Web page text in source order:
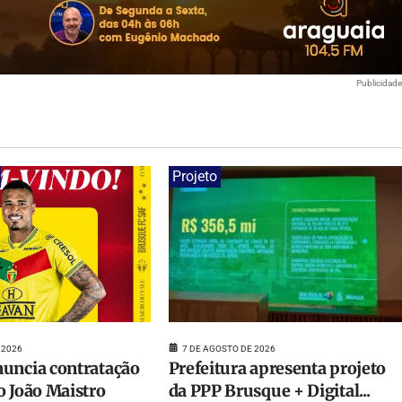
Publicidade
2026
contratação
João Maistro
Projeto
7 DE AGOSTO DE 2026
Prefeitura apresenta projeto
da PPP Brusque + Digital...